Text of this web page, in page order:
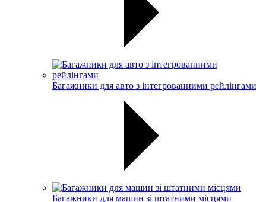
Багажники для авто з інтегрованними рейлінгами
Багажники для машин зі штатними місцями